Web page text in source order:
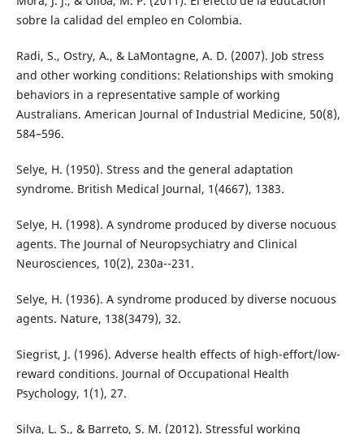
sobre la calidad del empleo en Colombia.
Radi, S., Ostry, A., & LaMontagne, A. D. (2007). Job stress
and other working conditions: Relationships with smoking
behaviors in a representative sample of working
Australians. American Journal of Industrial Medicine, 50(8),
584–596.
Selye, H. (1950). Stress and the general adaptation
syndrome. British Medical Journal, 1(4667), 1383.
Selye, H. (1998). A syndrome produced by diverse nocuous
agents. The Journal of Neuropsychiatry and Clinical
Neurosciences, 10(2), 230a--231.
Selye, H. (1936). A syndrome produced by diverse nocuous
agents. Nature, 138(3479), 32.
Siegrist, J. (1996). Adverse health effects of high-effort/low-
reward conditions. Journal of Occupational Health
Psychology, 1(1), 27.
Silva, L. S., & Barreto, S. M. (2012). Stressful working